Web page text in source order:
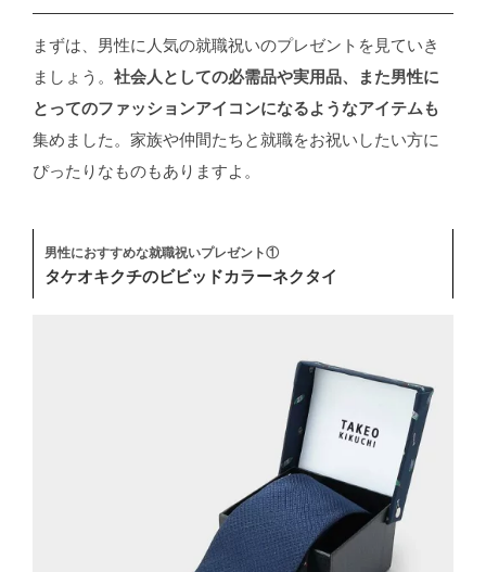
まずは、男性に人気の就職祝いのプレゼントを見ていき
ましょう。 社会人としての必需品や実用品、また男性に
とってのファッションアイコンになるようなアイテムも
集めました。家族や仲間たちと就職をお祝いしたい方に
ぴったりなものもありますよ。
男性におすすめな就職祝いプレゼント①
タケオキクチのビビッドカラーネクタイ